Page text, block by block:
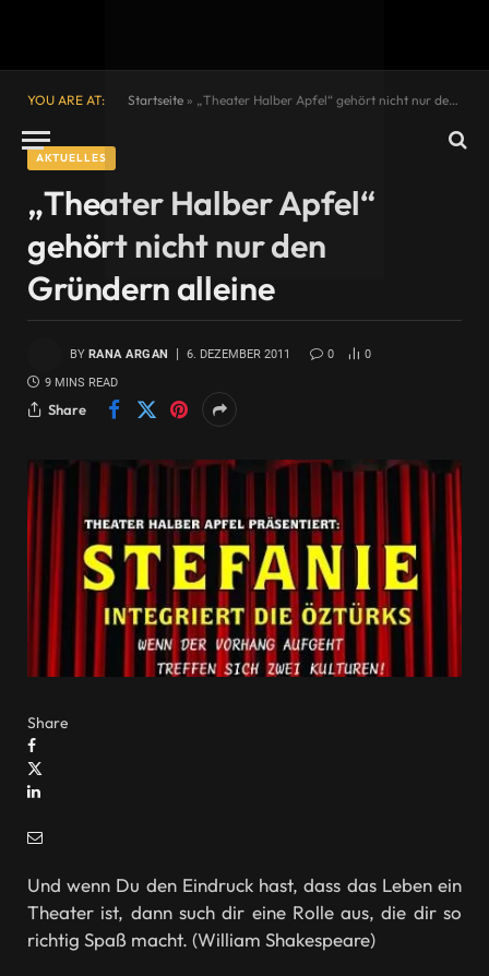
YOU ARE AT: Startseite » „Theater Halber Apfel“ gehört nicht nur den Gründern alleine
AKTUELLES
„Theater Halber Apfel“
gehört nicht nur den
Gründern alleine
BY RANA ARGAN 6. DEZEMBER 2011 0 0
9 MINS READ
Share
Share
Und wenn Du den Eindruck hast, dass das Leben ein
Theater ist, dann such dir eine Rolle aus, die dir so
richtig Spaß macht. (William Shakespeare)